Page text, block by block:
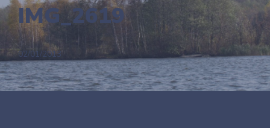
IMG_2619
02/01/2013